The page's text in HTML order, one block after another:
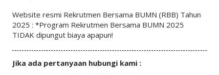
Website resmi Rekrutmen Bersama BUMN (RBB) Tahun
2025 : *Program Rekrutmen Bersama BUMN 2025
TIDAK dipungut biaya apapun!
Jika ada pertanyaan hubungi kami :